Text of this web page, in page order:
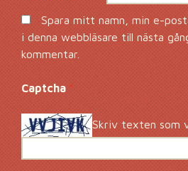
Spara mitt namn, min e-
i denna webbläsare till nästa
kommentar.
Captcha*
Skriv texten som